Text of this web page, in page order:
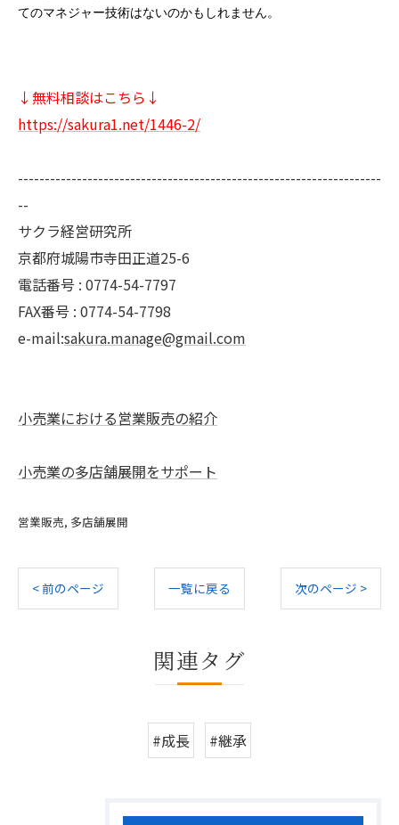
てのマネジャー技術はないのかもしれません。
↓無料相談はこちら↓
https://sakura1.net/1446-2/
--------------------------------------------------------------------
--
サクラ経営研究所
京都府城陽市寺田正道25-6
電話番号 : 0774-54-7797
FAX番号 : 0774-54-7798
e-mail:sakura.manage@gmail.com
小売業における営業販売の紹介
小売業の多店舗展開をサポート
営業販売 多店舗展開
< 前のページ 一覧に戻る 次のページ >
関連タグ
#成長 #継承